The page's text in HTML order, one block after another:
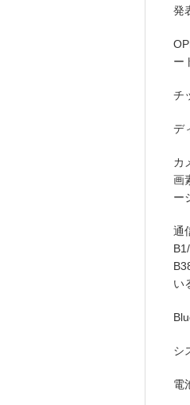
発
ー
チ
デ
カ
画
ー
通
い
シ
電